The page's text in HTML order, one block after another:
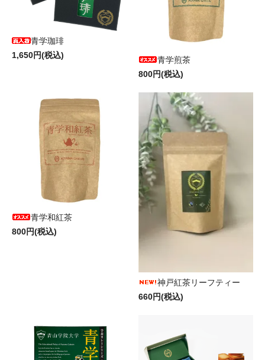
青学珈琲
1,650円(税込)
青学煎茶
800円(税込)
青学和紅茶
800円(税込)
神戸紅茶リーフティー
660円(税込)